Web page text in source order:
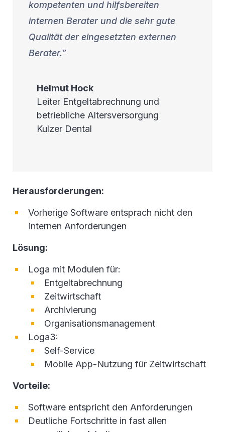
kompetenten und hilfsbereiten
internen Berater und die sehr gute
Qualität der eingesetzten externen
Berater.
Helmut Hock
Leiter Entgeltabrechnung und
betriebliche Altersversorgung
Kulzer Dental
Herausforderungen:
Vorherige Software entsprach nicht den
internen Anforderungen
Lösung:
Loga mit Modulen für:
Entgeltabrechnung
Zeitwirtschaft
Archivierung
Organisationsmanagement
Loga3:
Self-Service
Mobile App-Nutzung für Zeitwirtschaft
Vorteile:
Software entspricht den Anforderungen
Deutliche Fortschritte in fast allen